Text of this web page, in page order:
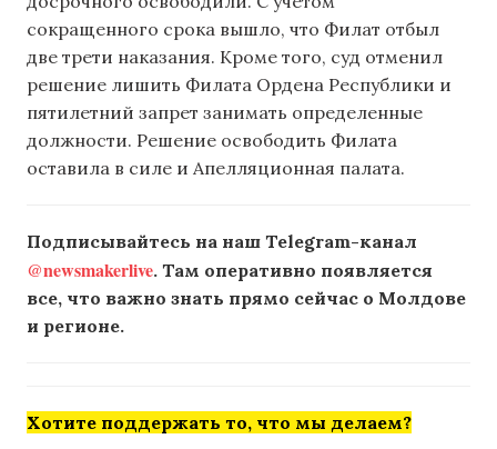
сокращенного срока вышло, что Филат отбыл
две трети наказания. Кроме того, суд отменил
решение лишить Филата Ордена Республики и
пятилетний запрет занимать определенные
должности. Решение освободить Филата
оставила в силе и Апелляционная палата.
Подписывайтесь на наш Telegram-канал
@newsmakerlive. Там оперативно появляется
все, что важно знать прямо сейчас о Молдове
и регионе.
Хотите поддержать то, что мы делаем?